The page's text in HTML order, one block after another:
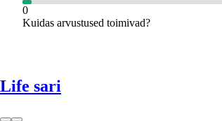
0
Kuidas arvustused toimivad?
Life sari